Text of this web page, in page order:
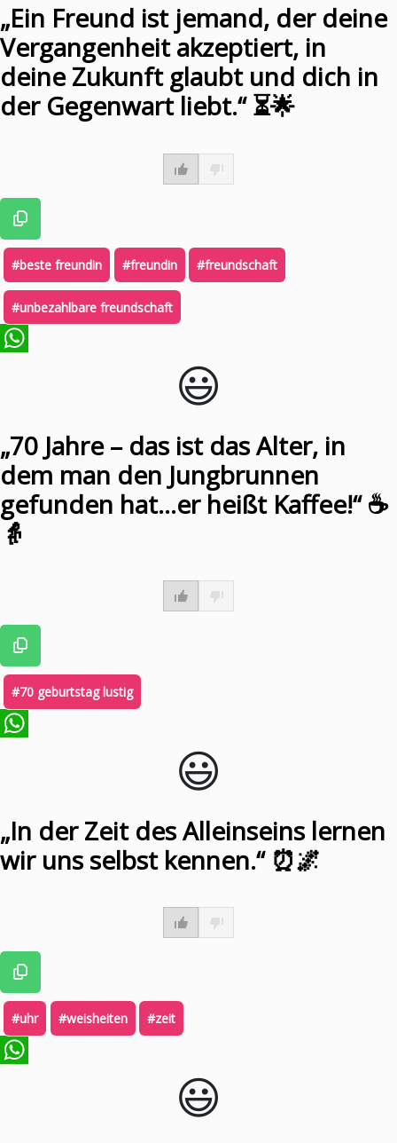
„Ein Freund ist jemand, der deine
Vergangenheit akzeptiert, in
deine Zukunft glaubt und dich in
der Gegenwart liebt.“ ⏳🌟
#beste freundin #freundin #freundschaft
#unbezahlbare freundschaft
😃️
„70 Jahre – das ist das Alter, in
dem man den Jungbrunnen
gefunden hat…er heißt Kaffee!“ ☕
👵
#70 geburtstag lustig
😃️
„In der Zeit des Alleinseins lernen
wir uns selbst kennen.“ ⏰🌌
#uhr #weisheiten #zeit
😃️